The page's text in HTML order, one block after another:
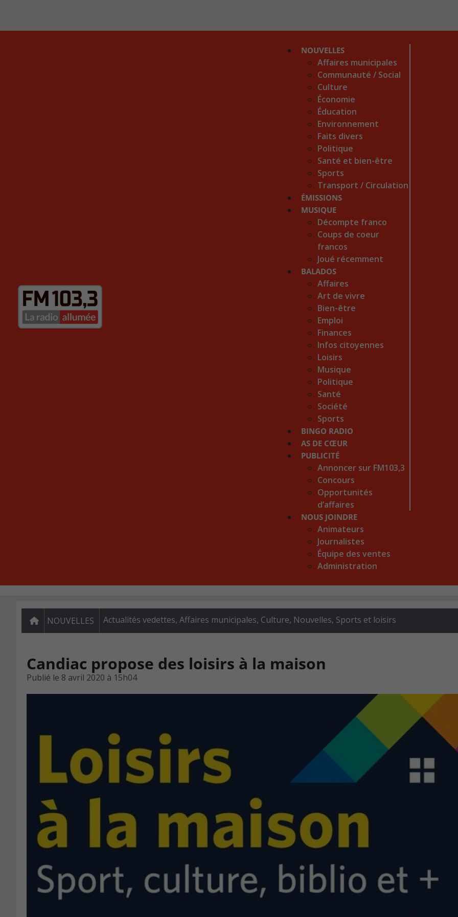
NOUVELLES
Affaires municipales
Communauté / Social
Culture
Économie
Éducation
Environnement
Faits divers
Politique
Santé et bien-être
Sports
Transport / Circulation
ÉMISSIONS
MUSIQUE
Décompte franco
Coups de coeur
francos
Joué récemment
BALADOS
Affaires
Art de vivre
Bien-être
Emploi
Finances
Infos citoyennes
Loisirs
Musique
Politique
Santé
Société
Sports
BINGO RADIO
AS DE CŒUR
PUBLICITÉ
Annoncer sur FM103,3
Concours
Opportunités
d’affaires
NOUS JOINDRE
Animateurs
Journalistes
Équipe des ventes
Administration
NOUVELLES Actualités vedettes, Affaires municipales, Culture, Nouvelles, Sports et loisirs
Candiac propose des loisirs à la maison
Publié le 8 avril 2020 à 15h04